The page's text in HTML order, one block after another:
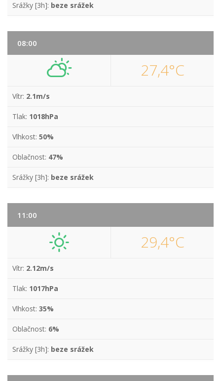
Srážky [3h]: beze srážek
08:00
27,4°C
Vítr: 2.1m/s
Tlak: 1018hPa
Vlhkost: 50%
Oblačnost: 47%
Srážky [3h]: beze srážek
11:00
29,4°C
Vítr: 2.12m/s
Tlak: 1017hPa
Vlhkost: 35%
Oblačnost: 6%
Srážky [3h]: beze srážek